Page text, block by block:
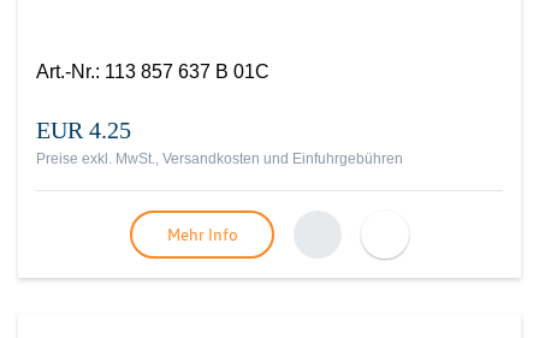
Art.-Nr.: 113 857 637 B 01C
EUR 4.25
Preise exkl. MwSt., Versandkosten und Einfuhrgebühren
Mehr Info